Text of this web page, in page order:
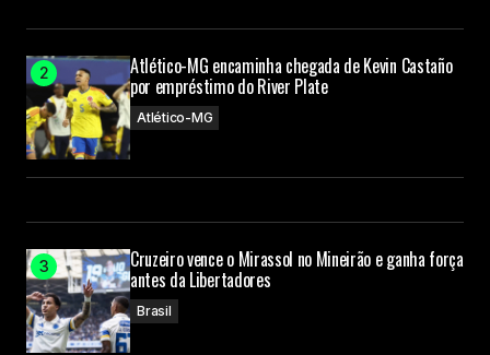
Atlético-MG encaminha chegada de Kevin Castaño
por empréstimo do River Plate
Atlético-MG
Cruzeiro vence o Mirassol no Mineirão e ganha força
antes da Libertadores
Brasil